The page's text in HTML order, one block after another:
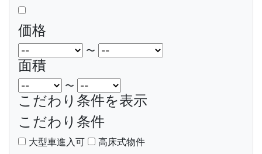
価格
〜
面積
〜
こだわり条件を表示
こだわり条件
大型車進入可
高床式物件